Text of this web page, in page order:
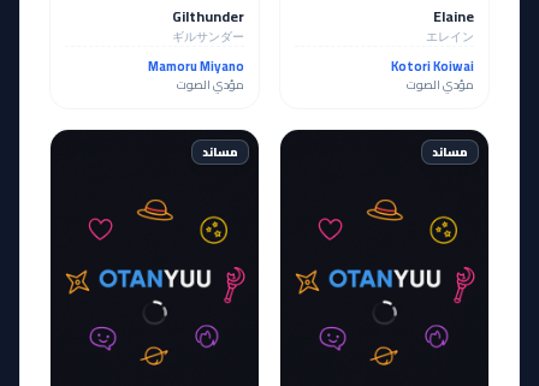
Elaine
エレイン
Kotori Koiwai
مؤدي الصوت
Gilthunder
ギルサンダー
Mamoru Miyano
مؤدي الصوت
مساند مساند